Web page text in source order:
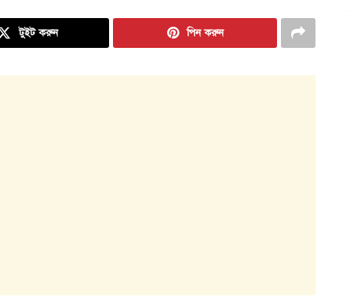
টুইট করুন পিন করুন